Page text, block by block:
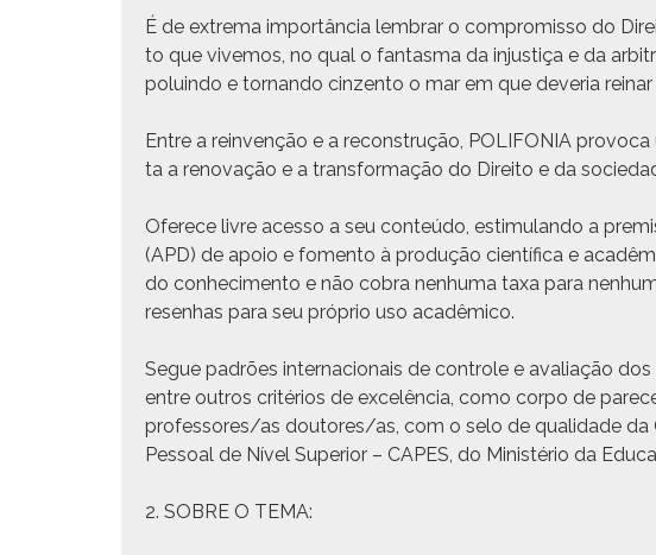
É de extrema importân­cia lem­brar o com­pro­mis­so do
to que vive­mos, no qual o fan­tas­ma da injustiça e da
poluin­do e tor­nan­do cinzen­to o mar em que dev­e­ria reinar
Entre a rein­venção e a recon­strução, POLIFONIA
ta a ren­o­vação e a trans­for­mação do Dire­ito e da
Ofer­ece livre aces­so a seu con­teú­do, estim­u­lan­do a
(APD) de apoio e fomen­to à pro­dução cien­tí­fi­ca e
do con­hec­i­men­to e não cobra nen­hu­ma taxa para
resen­has para seu próprio uso acadêmico.
Segue padrões inter­na­cionais de con­t­role e avali­ação
entre out­ros critérios de excelên­cia, como cor­po de
professores/as doutores/as, com o selo de qual­i­dade
Pes­soal de Nív­el Supe­ri­or – CAPES, do Min­istério da
2. SOBRE O TEMA: